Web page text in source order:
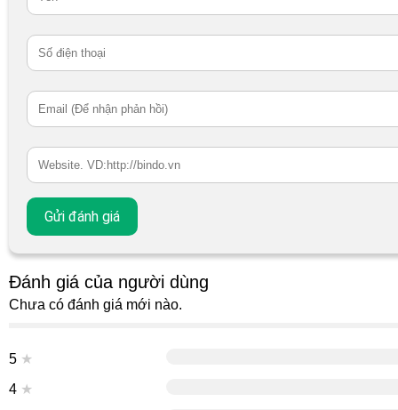
Đánh giá của người dùng
Chưa có đánh giá mới nào.
5 ★
4 ★